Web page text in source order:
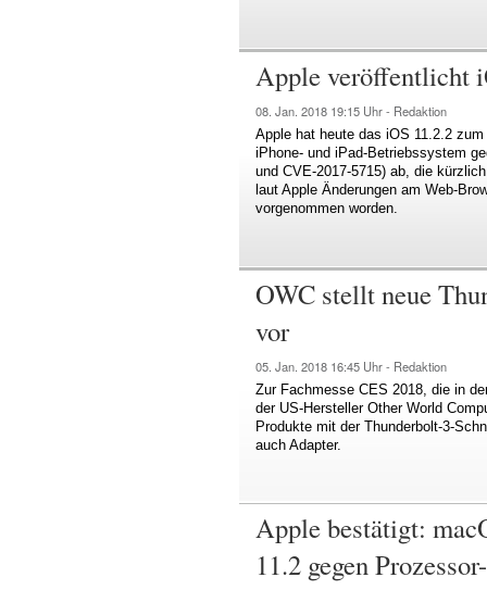
Apple veröffentlicht
08. Jan. 2018 19:15 Uhr - Redaktion
Apple hat heute das iOS 11.2.2
iPhone- und iPad-Betriebssystem
und CVE-2017-5715) ab, die
laut Apple Änderungen am Web-
vorgenommen worden.
OWC stellt neue
vor
05. Jan. 2018 16:45 Uhr - Redaktion
Zur Fachmesse CES 2018, die in
der US-Hersteller Other World
Produkte mit der Thunderbolt-3-
auch Adapter.
Apple bestätigt:
11.2 gegen